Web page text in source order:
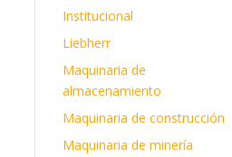
Institucional
Liebherr
Maquinaria de
almacenamiento
Maquinaria de construcción
Maquinaria de minería